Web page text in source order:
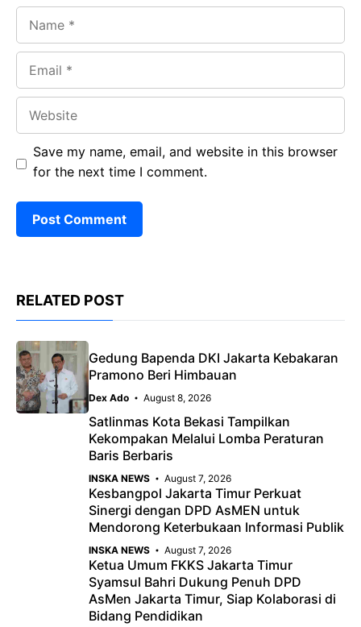
Save my name, email, and website in this browser
for the next time I comment.
RELATED POST
Gedung Bapenda DKI Jakarta Kebakaran
Pramono Beri Himbauan
Dex Ado August 8, 2026
Satlinmas Kota Bekasi Tampilkan
Kekompakan Melalui Lomba Peraturan
Baris Berbaris
INSKA NEWS August 7, 2026
Kesbangpol Jakarta Timur Perkuat
Sinergi dengan DPD AsMEN untuk
Mendorong Keterbukaan Informasi Publik
INSKA NEWS August 7, 2026
Ketua Umum FKKS Jakarta Timur
Syamsul Bahri Dukung Penuh DPD
AsMen Jakarta Timur, Siap Kolaborasi di
Bidang Pendidikan